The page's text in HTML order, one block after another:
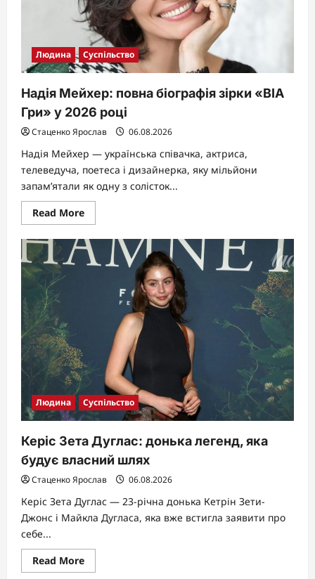
Людина Суспільство
Надія Мейхер: повна біографія зірки «ВІА
Гри» у 2026 році
Стаценко Ярослав 06.08.2026
Надія Мейхер — українська співачка, актриса,
телеведуча, поетеса і дизайнерка, яку мільйони
запам’ятали як одну з солісток...
Read MoreRead
more
Надія
Мейхер:
повна
біографія
Людина Суспільство
Керіс Зета Дуглас: донька легенд, яка
будує власний шлях
Стаценко Ярослав 06.08.2026
Керіс Зета Дуглас — 23-річна донька Кетрін Зети-
Джонс і Майкла Дугласа, яка вже встигла заявити про
себе...
Read MoreRead
more